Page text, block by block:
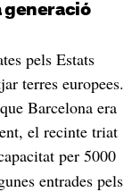
generació
pels Estats
terres europees.
Barcelona era
el recinte triat
per 5000
entrades pels